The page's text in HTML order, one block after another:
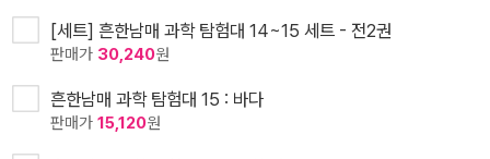
[세트] 흔한남매 과학 탐험대 14~15 세트 - 전2권
판매가 30,240원
흔한남매 과학 탐험대 15 : 바다
판매가 15,120원